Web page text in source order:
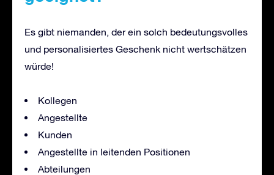
Es gibt niemanden, der ein solch bedeutungsvolles
und personalisiertes Geschenk nicht wertschätzen
würde!
Kollegen
Angestellte
Kunden
Angestellte in leitenden Positionen
Abteilungen